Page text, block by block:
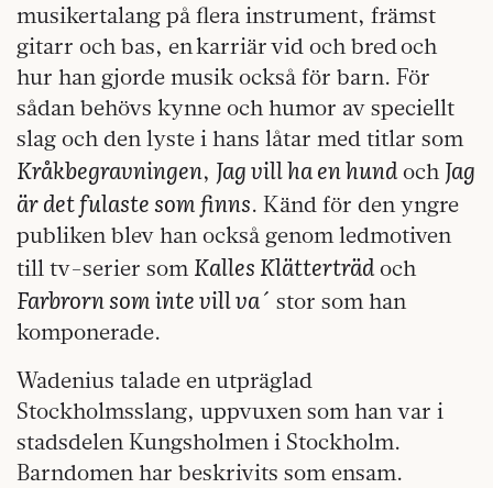
musikertalang på flera instrument, främst
gitarr och bas, en karriär vid och bred och
hur han gjorde musik också för barn. För
sådan behövs kynne och humor av speciellt
slag och den lyste i hans låtar med titlar som
Kråkbegravningen, Jag vill ha en hundoch Jag
är det fulaste som finns. Känd för den yngre
publiken blev han också genom ledmotiven
till tv-serier som Kalles Klätterträdoch
Farbrorn som inte vill va´ stor som han
komponerade.
Wadenius talade en utpräglad
Stockholmsslang, uppvuxen som han var i
stadsdelen Kungsholmen i Stockholm.
Barndomen har beskrivits som ensam.